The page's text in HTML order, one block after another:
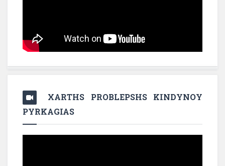
XARTHS PROBLEPSHS KINDYNOY
PYRKAGIAS